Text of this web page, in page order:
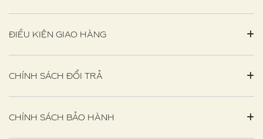
ĐIỀU KIỆN GIAO HÀNG
CHÍNH SÁCH ĐỔI TRẢ
CHÍNH SÁCH BẢO HÀNH